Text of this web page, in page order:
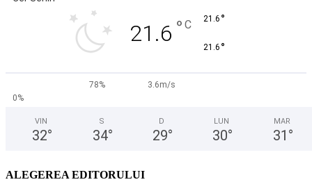
21.6 ° C 21.6 °
21.6 °
78%
3.6m/s
0%
VIN
32°
S
34°
D
29°
LUN
30°
MAR
31 °
ALEGEREA EDITORULUI